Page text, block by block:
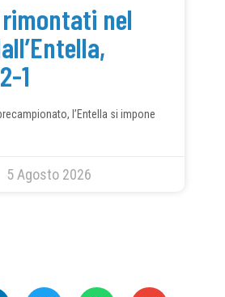
nel
1
l’Entella si impone
5 Agosto 2026